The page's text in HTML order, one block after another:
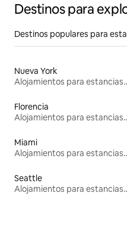
Destinos para
Destinos populares para
Nueva York
Alojamientos
Florencia
Alojamientos
Miami
Alojamientos
Seattle
Alojamientos